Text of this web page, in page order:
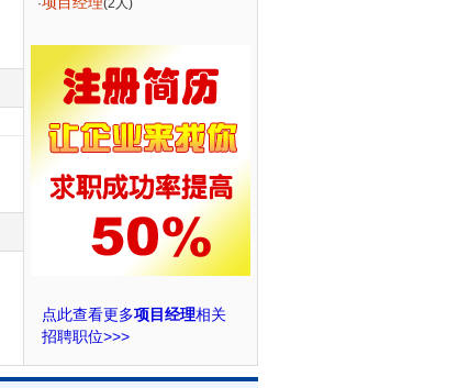
·
(2人)
点此查看更多项目经理相关
招聘职位>>>